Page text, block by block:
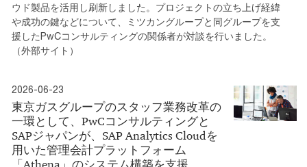
ウド製品を活用し刷新しました。プロジェクトの立ち上げ経緯
や成功の鍵などについて、ミツカングループと同グループを支
援したPwCコンサルティングの関係者が対談を行いました。
（外部サイト）
2026-06-23
東京ガスグループのスタッフ業務改革の
一環として、PwCコンサルティングと
SAPジャパンが、SAP Analytics Cloudを
用いた管理会計プラットフォーム